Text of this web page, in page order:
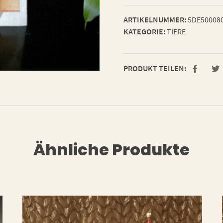
ARTIKELNUMMER:
KATEGORIE:TIERE
PRODUKT TEILEN:
Ähnliche Produkte